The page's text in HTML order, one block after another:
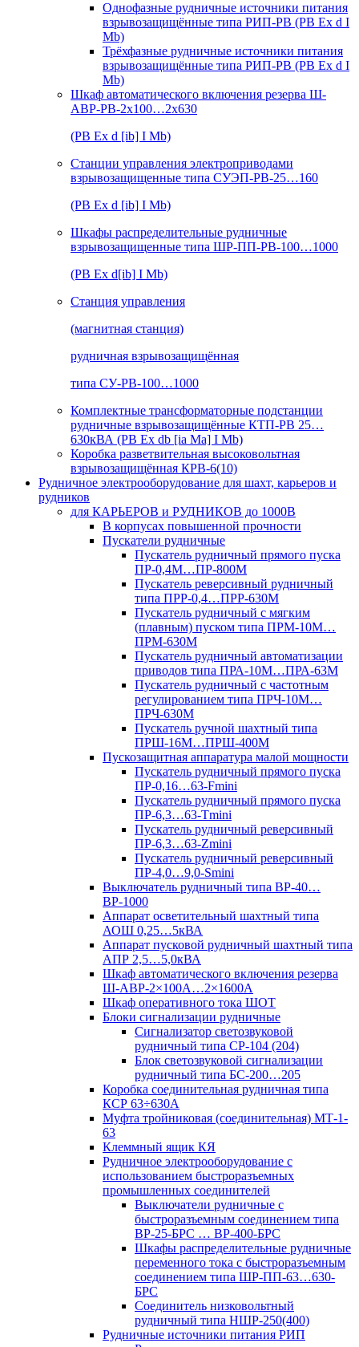
Однофазные рудничные источники питания
взрывозащищённые типа РИП-РВ (РВ Ex d I
Mb)
Трёхфазные рудничные источники питания
взрывозащищённые типа РИП-РВ (РВ Ex d I
Mb)
Шкаф автоматического включения резерва Ш-
АВР-РВ-2х100…2х630
(РВ Ex d [ib] I Mb)
Станции управления электроприводами
взрывозащищенные типа СУЭП-РВ-25…160
(РВ Ex d [ib] I Mb)
Шкафы распределительные рудничные
взрывозащищенные типа ШР-ПП-РВ-100…1000
(РВ Ex d[ib] I Mb)
Станция управления
(магнитная станция)
рудничная взрывозащищённая
типа СУ-РВ-100…1000
Комплектные трансформаторные подстанции
рудничные взрывозащищённые КТП-РВ 25…
630кВА (РВ Ex db [ia Ma] I Mb)
Коробка разветвительная высоковольтная
взрывозащищённая КРВ-6(10)
Рудничное электрооборудование для шахт, карьеров и
рудников
для КАРЬЕРОВ и РУДНИКОВ до 1000В
В корпусах повышенной прочности
Пускатели рудничные
Пускатель рудничный прямого пуска
ПР-0,4М…ПР-800М
Пускатель реверсивный рудничный
типа ПРР-0,4…ПРР-630М
Пускатель рудничный с мягким
(плавным) пуском типа ПРМ-10М…
ПРМ-630М
Пускатель рудничный автоматизации
приводов типа ПРА-10М…ПРА-63М
Пускатель рудничный с частотным
регулированием типа ПРЧ-10М…
ПРЧ-630М
Пускатель ручной шахтный типа
ПРШ-16М…ПРШ-400М
Пускозащитная аппаратура малой мощности
Пускатель рудничный прямого пуска
ПР-0,16…63-Fmini
Пускатель рудничный прямого пуска
ПР-6,3…63-Tmini
Пускатель рудничный реверсивный
ПР-6,3…63-Zmini
Пускатель рудничный реверсивный
ПР-4,0…9,0-Smini
Выключатель рудничный типа ВР-40…
ВР-1000
Аппарат осветительный шахтный типа
АОШ 0,25…5кВА
Аппарат пусковой рудничный шахтный типа
АПР 2,5…5,0кВА
Шкаф автоматического включения резерва
Ш-АВР-2×100А…2×1600А
Шкаф оперативного тока ШОТ
Блоки сигнализации рудничные
Сигнализатор светозвуковой
рудничный типа СР-104 (204)
Блок светозвуковой сигнализации
рудничный типа БС-200…205
Коробка соединительная рудничная типа
КСР 63÷630А
Муфта тройниковая (соединительная) МТ-1-
63
Клеммный ящик КЯ
Рудничное электрооборудование с
использованием быстроразъемных
промышленных соединителей
Выключатели рудничные с
быстроразъемным соединением типа
ВР-25-БРС … ВР-400-БРС
Шкафы распределительные рудничные
переменного тока с быстроразъемным
соединением типа ШР-ПП-63…630-
БРС
Соединитель низковольтный
рудничный типа НШР-250(400)
Рудничные источники питания РИП